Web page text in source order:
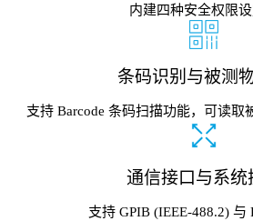
内建四种安全权限设
条码识别与被测
支持 Barcode 条码扫描功能，可读取
通信接口与系统
支持 GPIB (IEEE-488.2) 与